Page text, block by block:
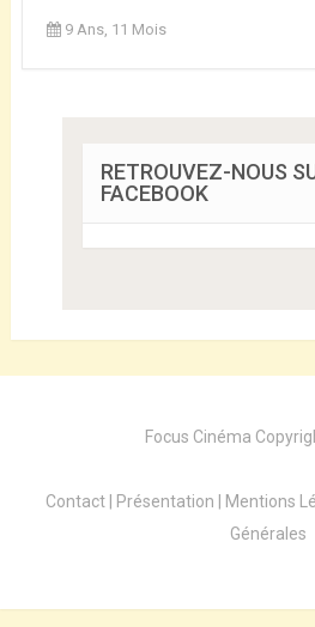
9 Ans, 11 Mois
RETROUVEZ-NOUS
FACEBOOK
Focus Cinéma
Contact Présentation Mentions
Générales